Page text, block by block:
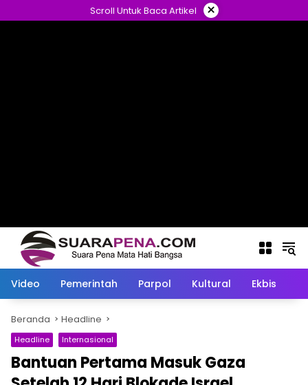
ke
Scroll Untuk Baca Artikel ×
Video Pemerintah Parpol Kultural Ekbis
Beranda Headline
Headline Internasional
Bantuan Pertama Masuk Gaza